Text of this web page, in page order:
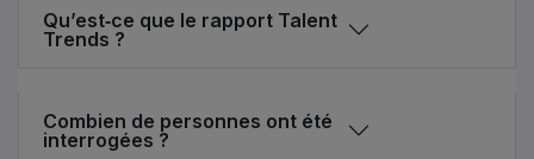
Qu’est‑ce que le rapport Talent
Trends ?
Combien de personnes ont été
interrogées ?